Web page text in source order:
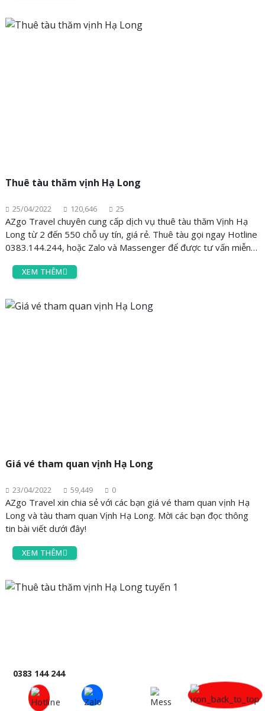
Thuê tàu thăm vịnh Hạ Long
25/04/2022 120,646 25
AZgo Travel chuyên cung cấp dịch vụ thuê tàu thăm Vịnh Hạ
Long từ 2 đến 550 chỗ uy tín, giá rẻ. Thuê tàu gọi ngay Hotline
0383.144.244, hoặc Zalo và Massenger để được tư vấn miễn
XEM THÊM
Giá vé tham quan vịnh Hạ Long
23/04/2022 59,449 0
AZgo Travel xin chia sẻ với các bạn giá vé tham quan vịnh Hạ
Long và tàu tham quan Vịnh Hạ Long. Mời các bạn đọc thông
tin bài viết dưới đây!
XEM THÊM
0383 144 244